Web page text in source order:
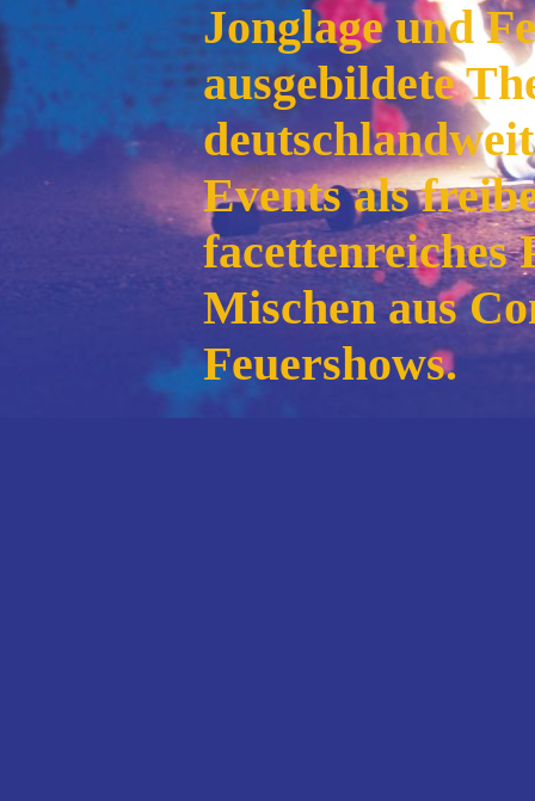
Jonglage und
ausgebildete
Events als
facettenreiches
Mischen aus
Feuershows.